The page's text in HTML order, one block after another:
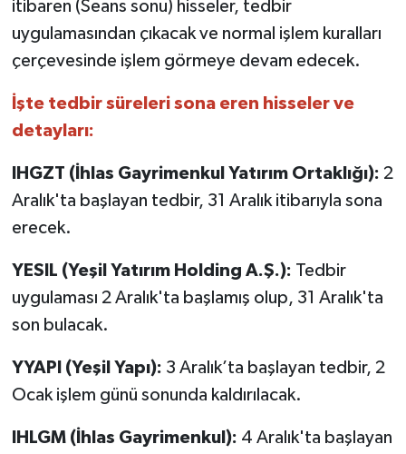
itibaren (Seans sonu) hisseler, tedbir
uygulamasından çıkacak ve normal işlem kuralları
çerçevesinde işlem görmeye devam edecek.
İşte tedbir süreleri sona eren hisseler ve
detayları:
IHGZT (İhlas Gayrimenkul Yatırım Ortaklığı): 2
Aralık'ta başlayan tedbir, 31 Aralık itibarıyla sona
erecek.
YESIL (Yeşil Yatırım Holding A.Ş.): Tedbir
uygulaması 2 Aralık'ta başlamış olup, 31 Aralık'ta
son bulacak.
YYAPI (Yeşil Yapı): 3 Aralık’ta başlayan tedbir, 2
Ocak işlem günü sonunda kaldırılacak.
IHLGM (İhlas Gayrimenkul): 4 Aralık'ta başlayan